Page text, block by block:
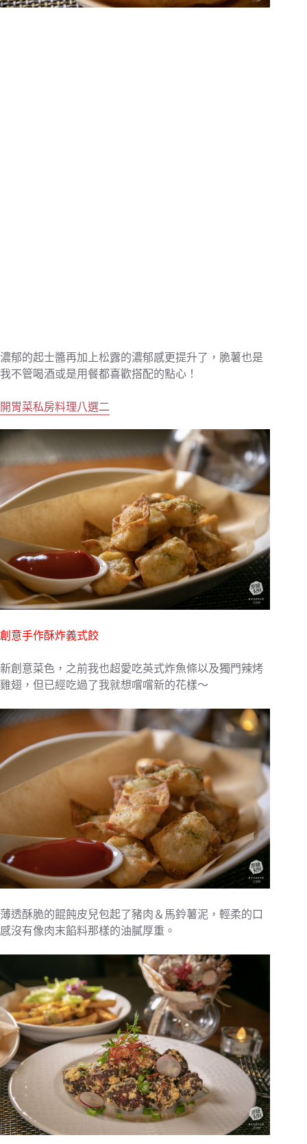
濃郁的起士醬再加上松露的濃郁感更提升了，脆薯也是
我不管喝酒或是用餐都喜歡搭配的點心！
開胃菜私房料理八選二
創意手作酥炸義式餃
新創意菜色，之前我也超愛吃英式炸魚條以及獨門辣烤
雞翅，但已經吃過了我就想嚐嚐新的花樣～
薄透酥脆的餛飩皮兒包起了豬肉＆馬鈴薯泥，輕柔的口
感沒有像肉末餡料那樣的油膩厚重。